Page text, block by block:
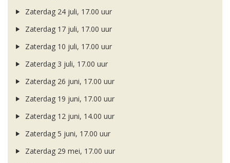
Zaterdag 24 juli, 17.00 uur
Zaterdag 17 juli, 17.00 uur
Zaterdag 10 juli, 17.00 uur
Zaterdag 3 juli, 17.00 uur
Zaterdag 26 juni, 17.00 uur
Zaterdag 19 juni, 17.00 uur
Zaterdag 12 juni, 14.00 uur
Zaterdag 5 juni, 17.00 uur
Zaterdag 29 mei, 17.00 uur